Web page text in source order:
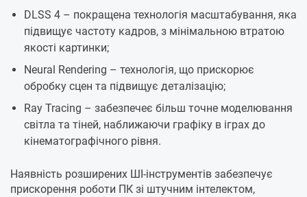
DLSS 4 – покращена технологія масштабування, яка
підвищує частоту кадров, з мінімальною втратою
якості картинки;
Neural Rendering – технологія, що прискорює
обробку сцен та підвищує деталізацію;
Ray Tracing – забезпечеє більш точне моделювання
світла та тіней, наближаючи графіку в іграх до
кінематографічного рівня.
Наявність розширених ШІ-інструментів забезпечує
прискорення роботи ПК зі штучним інтелектом,